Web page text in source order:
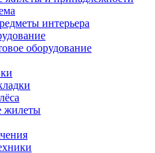
интерьера
оборудование
жилеты